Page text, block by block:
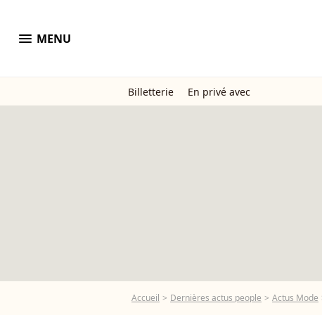
menu MENU
Billetterie En privé avec
Accueil Dernières actus people Actus Mode